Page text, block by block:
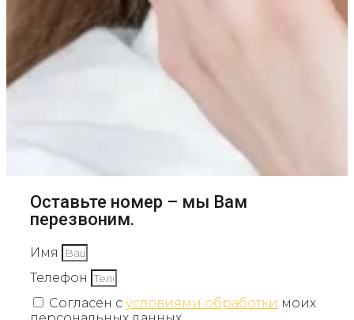
Оставьте номер – мы Вам
перезвоним.
Имя
Телефон
Согласен с условиями обработки моих